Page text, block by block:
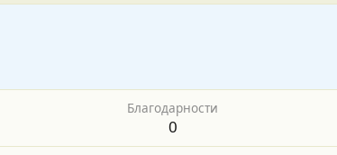
Благодарности
0